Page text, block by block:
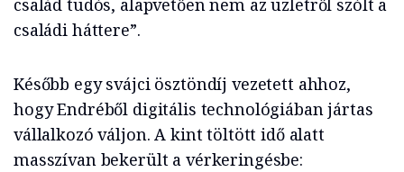
család tudós, alapvetően nem az üzletről szólt a
családi háttere”.
Később egy svájci ösztöndíj vezetett ahhoz,
hogy Endréből digitális technológiában jártas
vállalkozó váljon. A kint töltött idő alatt
masszívan bekerült a vérkeringésbe: